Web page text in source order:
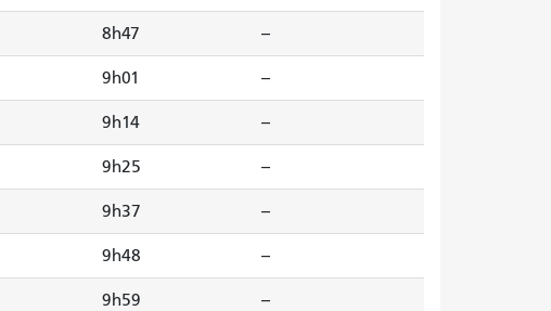
8h47 --
9h01 --
9h14 --
9h25 --
9h37 --
9h48 --
9h59 --